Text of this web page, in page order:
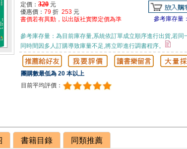
定價： 320 元
優惠價： 79 折 253 元
書價若有異動，以出版社實際定價為準
參考庫存量
參考庫存量：為目前庫存量,系統依訂單成立順序進行出貨,若同
同時間因多人訂購導致庫量不足,將立即進行調書程序。
團購數最低為 20 本以上
目前平均評價：
書籍目錄 同類推薦